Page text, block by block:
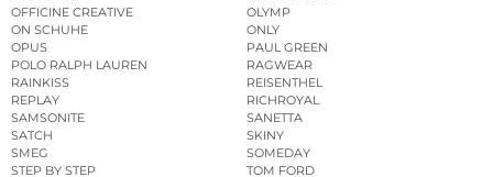
OFFICINE CREATIVE
OLYMP
ON SCHUHE
ONLY
OPUS
PAUL GREEN
POLO RALPH LAUREN
RAGWEAR
RAINKISS
REISENTHEL
REPLAY
RICHROYAL
SAMSONITE
SANETTA
SATCH
SKINY
SMEG
SOMEDAY
STEP BY STEP
TOM FORD